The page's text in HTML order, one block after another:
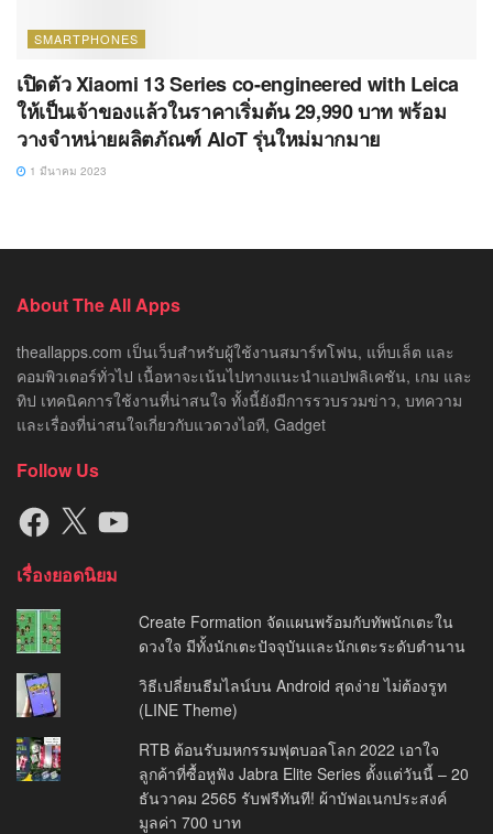
SMARTPHONES
เปิดตัว Xiaomi 13 Series co-engineered with Leica
ให้เป็นเจ้าของแล้วในราคาเริ่มต้น 29,990 บาท พร้อม
วางจำหน่ายผลิตภัณฑ์ AIoT รุ่นใหม่มากมาย
1 มีนาคม 2023
About The All Apps
theallapps.com เป็นเว็บสำหรับผู้ใช้งานสมาร์ทโฟน, แท็บเล็ต และ
คอมพิวเตอร์ทั่วไป เนื้อหาจะเน้นไปทางแนะนำแอปพลิเคชัน, เกม และ
ทิป เทคนิคการใช้งานที่น่าสนใจ ทั้งนี้ยังมีการรวบรวมข่าว, บทความ
และเรื่องที่น่าสนใจเกี่ยวกับแวดวงไอที, Gadget
Follow Us
Facebook
X YouTube
เรื่องยอดนิยม
Create Formation จัดแผนพร้อมกับทัพนักเตะใน
ดวงใจ มีทั้งนักเตะปัจจุบันและนักเตะระดับตำนาน
วิธีเปลี่ยนธีมไลน์บน Android สุดง่าย ไม่ต้องรูท
(LINE Theme)
RTB ต้อนรับมหกรรมฟุตบอลโลก 2022 เอาใจ
ลูกค้าที่ซื้อหูฟัง Jabra Elite Series ตั้งแต่วันนี้ – 20
ธันวาคม 2565 รับฟรีทันที! ผ้าบัฟอเนกประสงค์
มูลค่า 700 บาท